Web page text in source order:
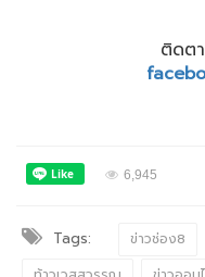
ติดต
6,945
Tags: ข่าวช่อง8